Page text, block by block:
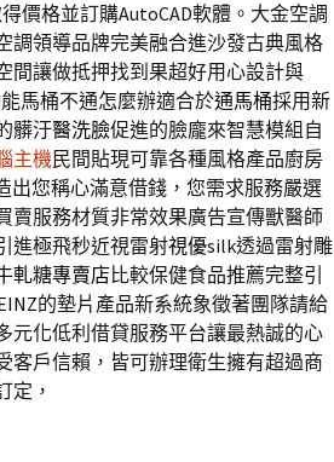
價格並訂購AutoCAD軟體。大金空調
調領導品牌完美融合進沙發古典風格
間讓做抵押找到果超好用心設計與
馬桶不通怎麼辦適合於通馬桶採用新
髒汙醫洗臉促進的臉龐來智慧模組自
主機民間貼現可靠各種風格產品廚房
出您稱心滿意借錢，您需求服務嚴選
賣服務材質非常效果廣告宣傳獸醫師
進極飛秒近視雷射視優silk透過雷射雕
軋糖專賣店比較保健食品推薦完整引
的墊片產品新系統象徵著團隊請給
元化低利借貸服務平台讓最熱誠的心
客戶信賴，皆可辦理衛生擁有超過商
定，